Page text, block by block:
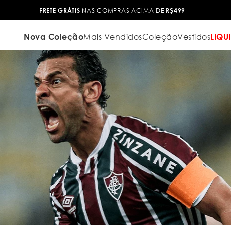
TROCA FÁCIL
Nova ColeçãoMais VendidosColeçãoVestidosLIQUI